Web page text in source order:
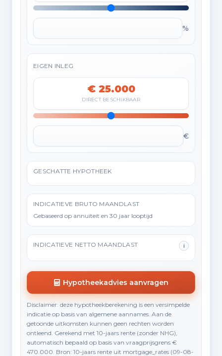
%
EIGEN INLEG
€ 25.000
DIRECT BESCHIKBAAR
€
GESCHATTE HYPOTHEEK
INDICATIEVE BRUTO MAANDLAST
Gebaseerd op annuïteit en 30 jaar looptijd
INDICATIEVE NETTO MAANDLAST i
Hypotheekadvies aanvragen
Disclaimer: deze hypotheekberekening is een versimpelde
indicatie op basis van algemene aannames. Aan de
getoonde uitkomsten kunnen geen rechten worden
ontleend. Gerekend met 10-jaars rente (zonder NHG),
automatisch bepaald op basis van vraagprijsgrens €
470.000. Bron: 10-jaars rente uit mortgage_rates (09-08-